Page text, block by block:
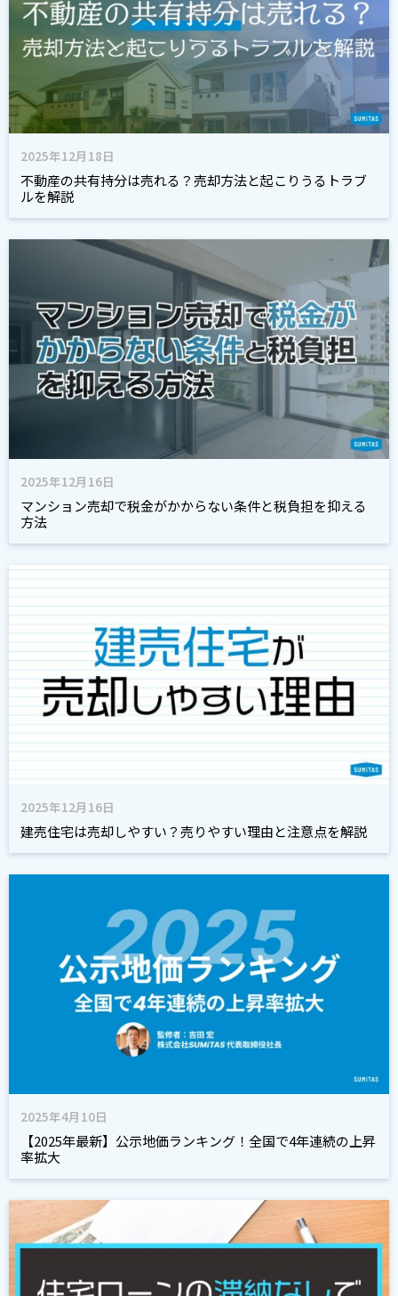
2025年12月18日
不動産の共有持分は売れる？売却方法と起こりうるトラブ
ルを解説
2025年12月16日
マンション売却で税金がかからない条件と税負担を抑える
方法
2025年12月16日
建売住宅は売却しやすい？売りやすい理由と注意点を解説
2025年4月10日
【2025年最新】公示地価ランキング！全国で4年連続の上昇
率拡大